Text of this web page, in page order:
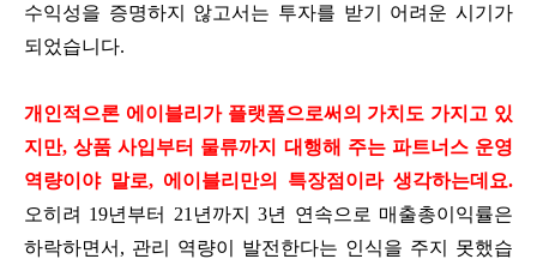
수익성을 증명하지 않고서는 투자를 받기 어려운 시기가
되었습니다.
개인적으론 에이블리가 플랫폼으로써의 가치도 가지고 있
지만, 상품 사입부터 물류까지 대행해 주는 파트너스 운영
역량이야 말로, 에이블리만의 특장점이라 생각하는데요.
오히려 19년부터 21년까지 3년 연속으로 매출총이익률은
하락하면서, 관리 역량이 발전한다는 인식을 주지 못했습